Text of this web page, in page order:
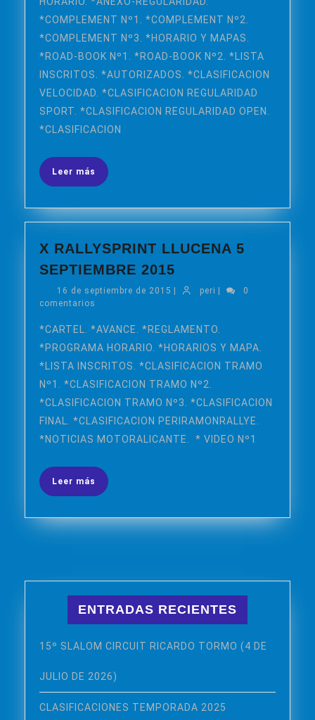
SEPTIEMBRE
2015)
*COMPLEMENT Nº1. *COMPLEMENT Nº2.
*COMPLEMENT Nº3. *HORARIO Y MAPAS.
*ROAD-BOOK Nº1. *ROAD-BOOK Nº2. *LISTA
INSCRITOS. *AUTORIZADOS. *CLASIFICACION
VELOCIDAD. *CLASIFICACION REGULARIDAD
SPORT. *CLASIFICACION REGULARIDAD OPEN.
*CLASIFICACION
Leer más Leer
más
X RALLYSPRINT LLUCENA 5
SEPTIEMBRE 2015
RALLYSPRINT
LLUCENA
SEPTIEMBRE
2015
16 de septiembre de 2015 16
de
| peri peri
|
0
comentarios
*CARTEL. *AVANCE. *REGLAMENTO.
*PROGRAMA HORARIO. *HORARIOS Y MAPA.
*LISTA INSCRITOS. *CLASIFICACION TRAMO
Nº1. *CLASIFICACION TRAMO Nº2.
*CLASIFICACION TRAMO Nº3. *CLASIFICACION
FINAL. *CLASIFICACION PERIRAMONRALLYE.
*NOTICIAS MOTORALICANTE. * VIDEO Nº1
Leer más Leer
más
ENTRADAS RECIENTES
15º SLALOM CIRCUIT RICARDO TORMO (4 DE
JULIO DE 2026)
CLASIFICACIONES TEMPORADA 2025